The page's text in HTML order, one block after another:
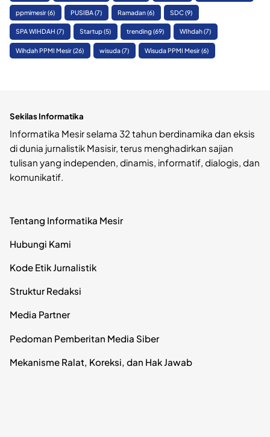
ppmimesir(6) PUSIBA(7) Ramadan(6) SDC(9)
SPA WIHDAH (7) Startup(5) trending (69) WIhdah(7)
Wihdah PPMI Mesir(26) wisuda(7) Wisuda PPMI Mesir(6)
Sekilas Informatika
Informatika Mesir selama 32 tahun berdinamika dan eksis
di dunia jurnalistik Masisir, terus menghadirkan sajian
tulisan yang independen, dinamis, informatif, dialogis, dan
komunikatif.
Tentang Informatika Mesir
Hubungi Kami
Kode Etik Jurnalistik
Struktur Redaksi
Media Partner
Pedoman Pemberitan Media Siber
Mekanisme Ralat, Koreksi, dan Hak Jawab